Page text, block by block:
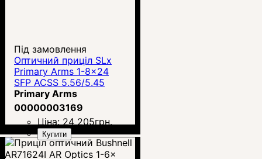
Під замовлення
Оптичний приціл SLx
Primary Arms 1-8x24
SFP ACSS 5.56/5.45
/.308
Primary Arms
00000003169
Ціна: 24 205грн.
Купити